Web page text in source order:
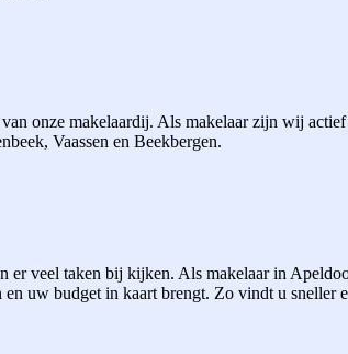
onze makelaardij. Als makelaar zijn wij
Vaassen en Beekbergen.
veel taken bij kijken. Als makelaar in
uw budget in kaart brengt. Zo vindt u sneller